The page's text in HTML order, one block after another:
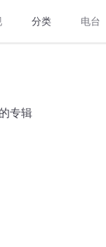
分类 电台
专辑